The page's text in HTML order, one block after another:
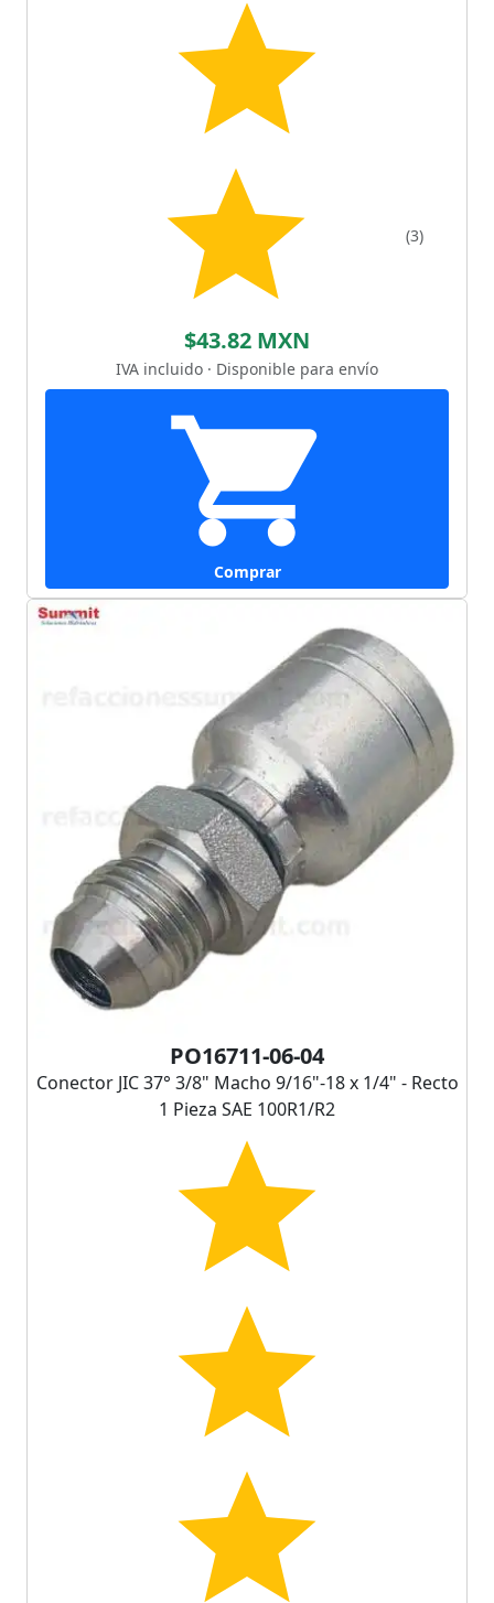
(3)
$43.82 MXN
IVA incluido · Disponible para envío
Comprar
PO16711-06-04
Conector JIC 37° 3/8" Macho 9/16"-18 x 1/4" - Recto
1 Pieza SAE 100R1/R2